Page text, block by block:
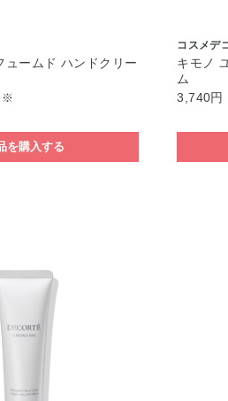
ュームド ハンドクリー
※
を購入する
コスメデ
キモノ
ム
3,740円